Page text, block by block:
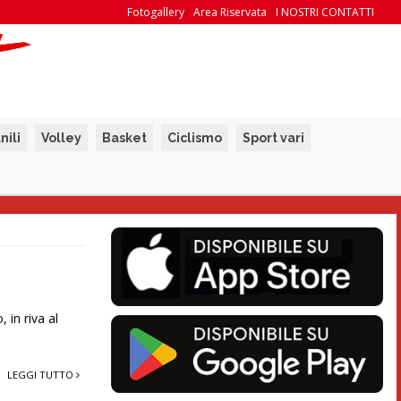
I NOSTRI CONTATTI
Area Riservata
Fotogallery
Volley Basket Ciclismo Sport vari
in riva al
LEGGI TUTTO